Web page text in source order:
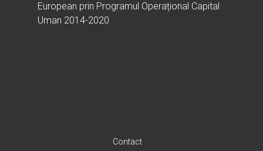
European prin Programul Operațional Capital
Uman 2014-2020
Contact